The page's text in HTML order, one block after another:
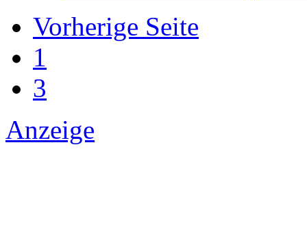
Vorherige Seite
1
3
Anzeige